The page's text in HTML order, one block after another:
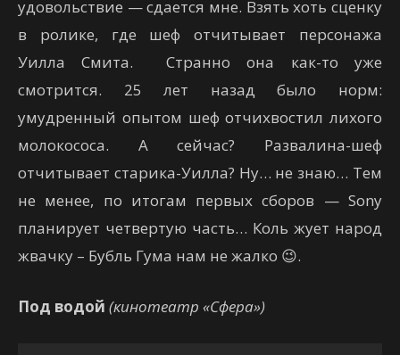
удовольствие — сдается мне. Взять хоть сценку
в ролике, где шеф отчитывает персонажа
Уилла Смита. Странно она как-то уже
смотрится. 25 лет назад было норм:
умудренный опытом шеф отчихвостил лихого
молокососа. А сейчас? Развалина-шеф
отчитывает старика-Уилла? Ну… не знаю… Тем
не менее, по итогам первых сборов — Sony
планирует четвертую часть… Коль жует народ
жвачку – Бубль Гума нам не жалко 😉.
Под водой (кинотеатр «Сфера»)